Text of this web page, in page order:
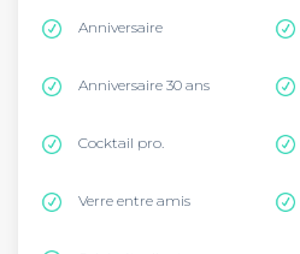
Anniversaire
Anniversaire 30 ans
Cocktail pro.
Verre entre amis